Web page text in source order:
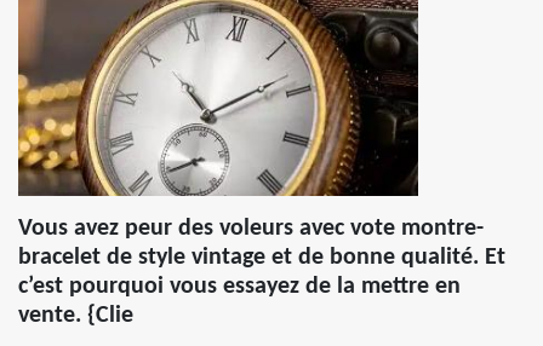
Vous avez peur des voleurs avec vote montre-
bracelet de style vintage et de bonne qualité. Et
c’est pourquoi vous essayez de la mettre en
vente. {Clie